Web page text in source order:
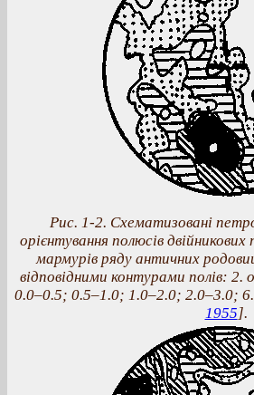
Рис. 1-2. Схематизовані
орієнтування полюсів
мармурів ряду античних
відповідними контурами полів: 2.
0.0–0.5; 0.5–1.0; 1.0–2.0; 2.0–3.0;
1955].